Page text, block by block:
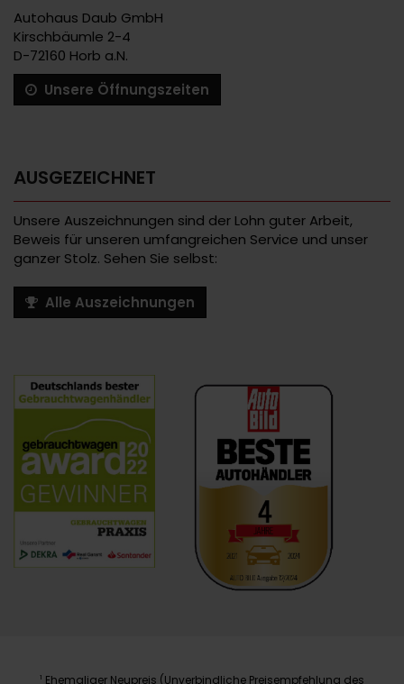
Autohaus Daub GmbH
Kirschbäumle 2-4
D-72160 Horb a.N.
Unsere Öffnungszeiten
AUSGEZEICHNET
Unsere Auszeichnungen sind der Lohn guter Arbeit,
Beweis für unseren umfangreichen Service und unser
ganzer Stolz. Sehen Sie selbst:
Alle Auszeichnungen
1 Ehemaliger Neupreis (Unverbindliche Preisempfehlung des